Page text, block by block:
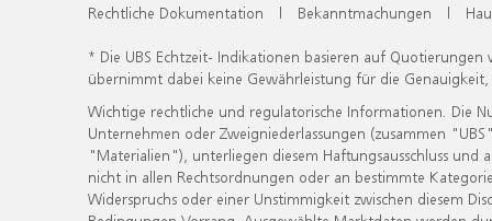
Rechtliche Dokumentation | Bekanntmachungen |
* Die UBS Echtzeit- Indikationen basieren auf
übernimmt dabei keine Gewährleistung für die
Wichtige rechtliche und regulatorische Informationen. Die
Unternehmen oder Zweigniederlassungen (zusammen
"Materialien"), unterliegen diesem Haftungsausschluss
nicht in allen Rechtsordnungen oder an bestimmte
Widerspruchs oder einer Unstimmigkeit zwischen diesem